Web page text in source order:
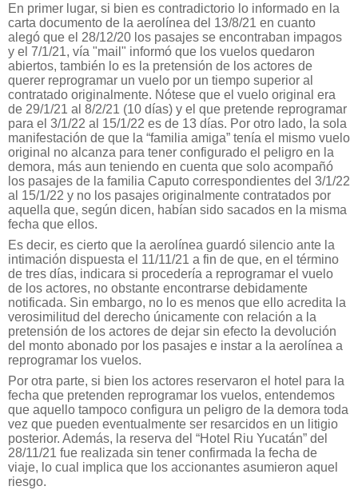
En primer lugar, si bien es contradictorio lo informado en la
carta documento de la aerolínea del 13/8/21 en cuanto
alegó que el 28/12/20 los pasajes se encontraban impagos
y el 7/1/21, vía "mail" informó que los vuelos quedaron
abiertos, también lo es la pretensión de los actores de
querer reprogramar un vuelo por un tiempo superior al
contratado originalmente. Nótese que el vuelo original era
de 29/1/21 al 8/2/21 (10 días) y el que pretende reprogramar
para el 3/1/22 al 15/1/22 es de 13 días. Por otro lado, la sola
manifestación de que la “familia amiga” tenía el mismo vuelo
original no alcanza para tener configurado el peligro en la
demora, más aun teniendo en cuenta que solo acompañó
los pasajes de la familia Caputo correspondientes del 3/1/22
al 15/1/22 y no los pasajes originalmente contratados por
aquella que, según dicen, habían sido sacados en la misma
fecha que ellos.
Es decir, es cierto que la aerolínea guardó silencio ante la
intimación dispuesta el 11/11/21 a fin de que, en el término
de tres días, indicara si procedería a reprogramar el vuelo
de los actores, no obstante encontrarse debidamente
notificada. Sin embargo, no lo es menos que ello acredita la
verosimilitud del derecho únicamente con relación a la
pretensión de los actores de dejar sin efecto la devolución
del monto abonado por los pasajes e instar a la aerolínea a
reprogramar los vuelos.
Por otra parte, si bien los actores reservaron el hotel para la
fecha que pretenden reprogramar los vuelos, entendemos
que aquello tampoco configura un peligro de la demora toda
vez que pueden eventualmente ser resarcidos en un litigio
posterior. Además, la reserva del “Hotel Riu Yucatán” del
28/11/21 fue realizada sin tener confirmada la fecha de
viaje, lo cual implica que los accionantes asumieron aquel
riesgo.